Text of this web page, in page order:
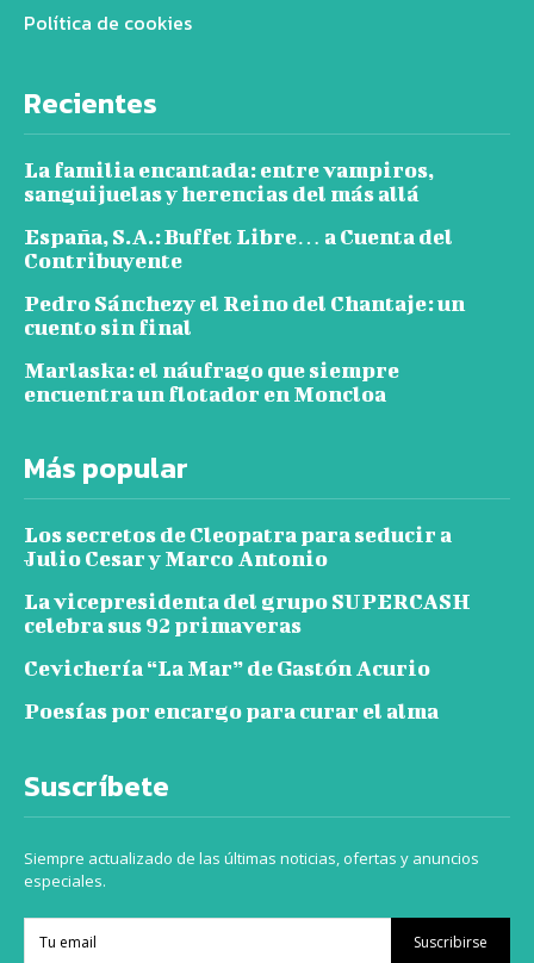
Política de cookies
Recientes
La familia encantada: entre vampiros,
sanguijuelas y herencias del más allá
España, S.A.: Buffet Libre… a Cuenta del
Contribuyente
Pedro Sánchezy el Reino del Chantaje: un
cuento sin final
Marlaska: el náufrago que siempre
encuentra un flotador en Moncloa
Más popular
Los secretos de Cleopatra para seducir a
Julio Cesar y Marco Antonio
La vicepresidenta del grupo SUPERCASH
celebra sus 92 primaveras
Cevichería “La Mar” de Gastón Acurio
Poesías por encargo para curar el alma
Suscríbete
Siempre actualizado de las últimas noticias, ofertas y anuncios
especiales.
Suscribirse